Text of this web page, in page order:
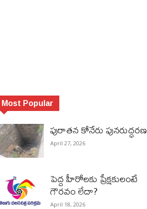
Most Popular
పురాత‌న కోనేరు పున‌రుద్ధ‌ర‌ణ
April 27, 2026
పెద్ద హీరోల‌కు ప్రేక్ష‌కులంటే
గౌర‌వం లేదా?
April 18, 2026